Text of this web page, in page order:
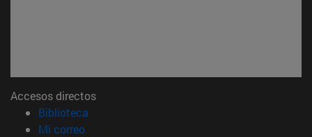
Accesos directos
Biblioteca
Mi correo(abre en nueva ventana)